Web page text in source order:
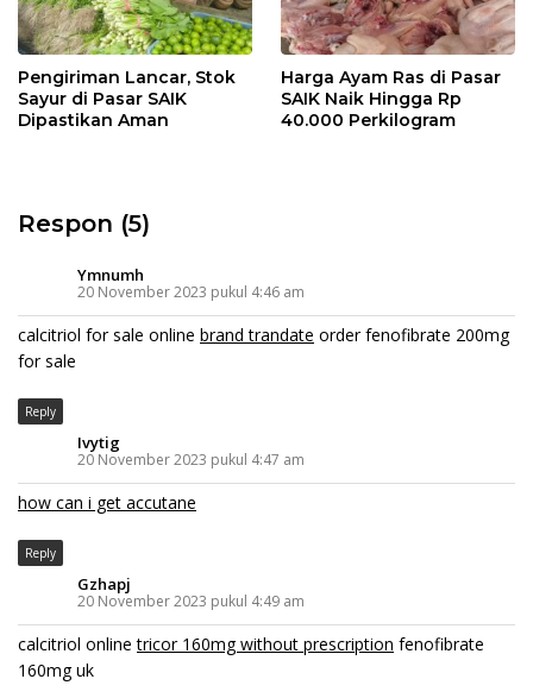
Pengiriman Lancar, Stok
Sayur di Pasar SAIK
Dipastikan Aman
Harga Ayam Ras di Pasar
SAIK Naik Hingga Rp
40.000 Perkilogram
Respon (5)
Ymnumh
20 November 2023 pukul 4:46 am
calcitriol for sale online brand trandate order fenofibrate 200mg
for sale
Reply
Ivytig
20 November 2023 pukul 4:47 am
how can i get accutane
Reply
Gzhapj
20 November 2023 pukul 4:49 am
calcitriol onlinetricor 160mg without prescription fenofibrate
160mg uk